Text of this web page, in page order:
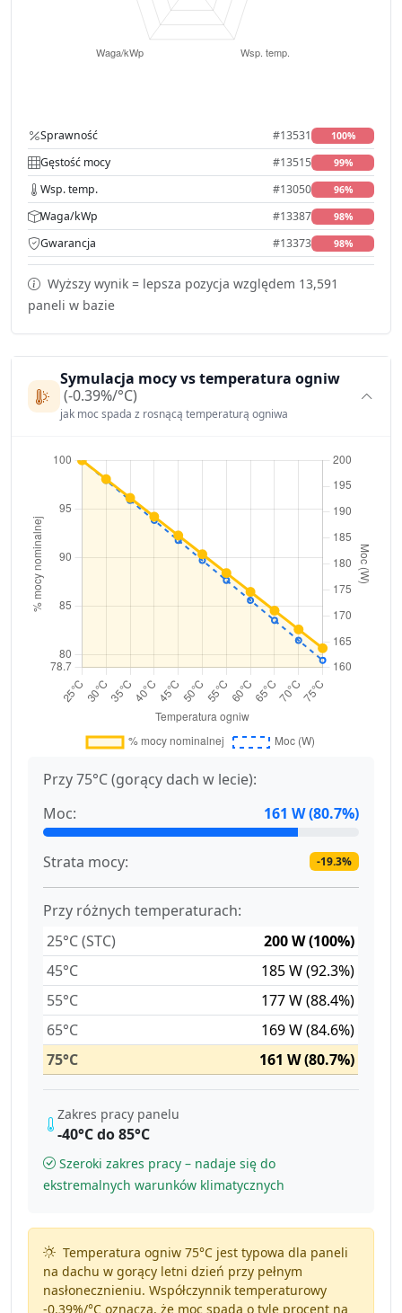
Sprawność #13531 100%
Gęstość mocy #13515 99%
Wsp. temp. #13050 96%
Waga/kWp #13387 98%
Gwarancja #13373 98%
Wyższy wynik = lepsza pozycja względem 13,591
paneli w bazie
Symulacja mocy vs temperatura ogniw
(-0.39%/°C)
jak moc spada z rosnącą temperaturą ogniwa
Przy 75°C (gorący dach w lecie):
Moc:
161 W (80.7%)
Strata mocy: -19.3%
Przy różnych temperaturach:
25°C (STC)
200 W (100%)
45°C
185 W (92.3%)
55°C
177 W (88.4%)
65°C
169 W (84.6%)
75°C
161 W (80.7%)
Zakres pracy panelu
-40°C do 85°C
Szeroki zakres pracy – nadaje się do
ekstremalnych warunków klimatycznych
Temperatura ogniw 75°C jest typowa dla paneli
na dachu w gorący letni dzień przy pełnym
nasłonecznieniu. Współczynnik temperaturowy
-0.39%/°Coznacza, że moc spada o tyle procent na